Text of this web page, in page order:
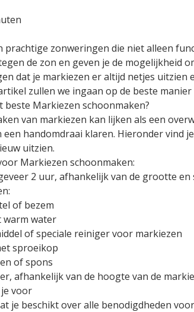
prachtige zonweringen die niet alleen
de zon en geven je de mogelijkheid
dat je markiezen er altijd netjes
zullen we ingaan op de beste
beste Markiezen schoonmaken?
van markiezen kan lijken als een
een handomdraai klaren. Hieronder vind
uitzien.
Markiezen schoonmaken:
2 uur, afhankelijk van de grootte en
of bezem
warm water
of speciale reiniger voor markiezen
sproeikop
of spons
afhankelijk van de hoogte van de
voor
je beschikt over alle benodigdheden